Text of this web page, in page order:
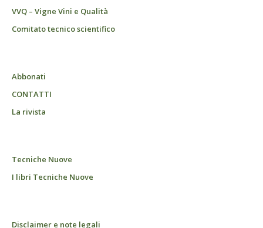
VVQ – Vigne Vini e Qualità
Comitato tecnico scientifico
Abbonati
CONTATTI
La rivista
Tecniche Nuove
I libri Tecniche Nuove
Disclaimer e note legali